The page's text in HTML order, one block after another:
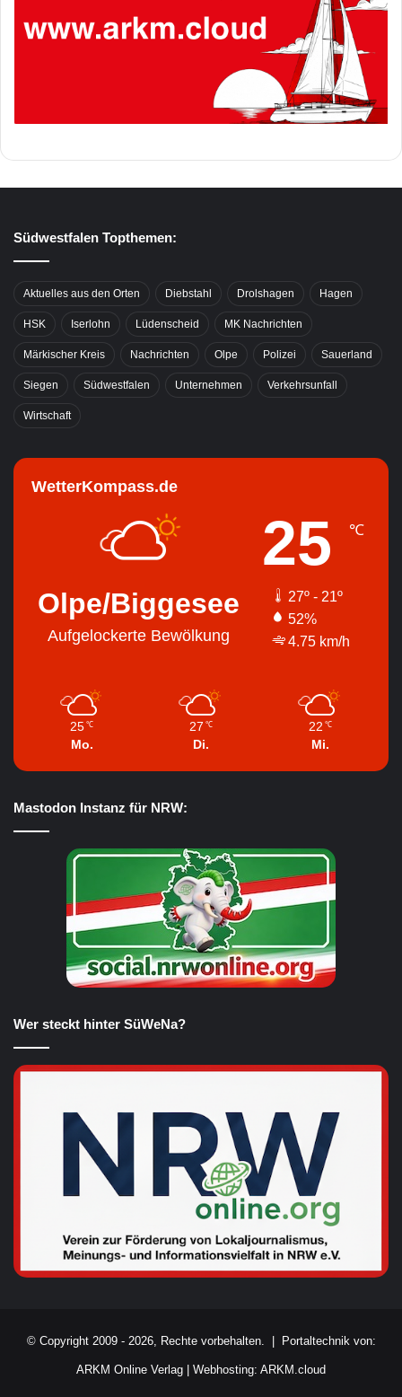
Südwestfalen Topthemen:
Aktuelles aus den Orten Diebstahl Drolshagen Hagen
HSK Iserlohn Lüdenscheid MK Nachrichten
Märkischer Kreis Nachrichten Olpe Polizei Sauerland
Siegen Südwestfalen Unternehmen Verkehrsunfall
Wirtschaft
WetterKompass.de
Olpe/Biggesee
Aufgelockerte Bewölkung
25 ℃
27º - 21º
52%
4.75 km/h
25 ℃
Mo.
27 ℃
Di.
22 ℃
Mi.
Mastodon Instanz für NRW:
Wer steckt hinter SüWeNa?
© Copyright 2009 - 2026, Rechte vorbehalten. | Portaltechnik von:
ARKM Online Verlag Webhosting: ARKM.cloud